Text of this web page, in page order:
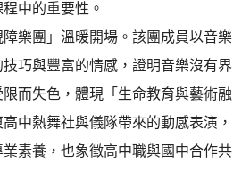
中的重要性。
團」溫暖開場。該團成員以音樂
巧與豐富的情感，證明音樂沒有界
而失色，體現「生命教育與藝術融
中熱舞社與儀隊帶來的動感表演，
素養，也象徵高中職與國中合作共